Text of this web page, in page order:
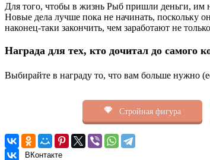
Для того, чтобы в жизнь Рыб пришли деньги, им
Новые дела лучше пока не начинать, поскольку
наконец-таки закончить, чем заработают не
Награда для тех, кто дочитал до самого
Выбирайте в награду то, что вам больше нужно
Стройная фигура
ВКонтакте